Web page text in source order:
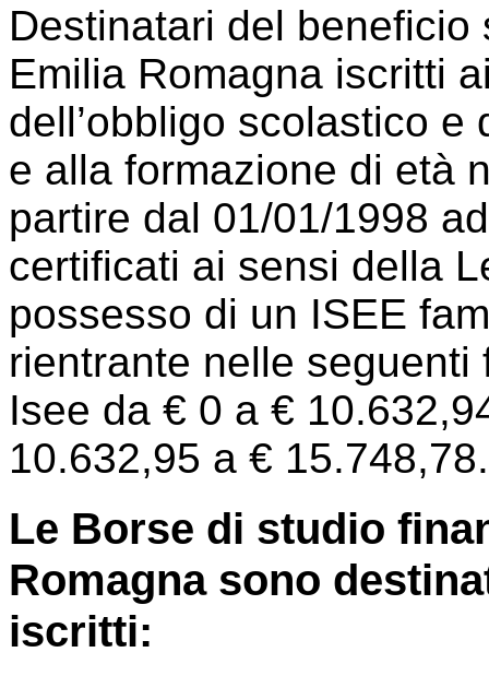
Destinatari del
Emilia Romagna iscritti
dell’obbligo scolastico e
e alla formazione di età
partire dal 01/01/1998
certificati ai sensi della
possesso di un ISEE
rientrante nelle
Isee da € 0 a €
10.632,95 a € 15.748,78.
Le Borse di studio
Romagna sono
iscritti: